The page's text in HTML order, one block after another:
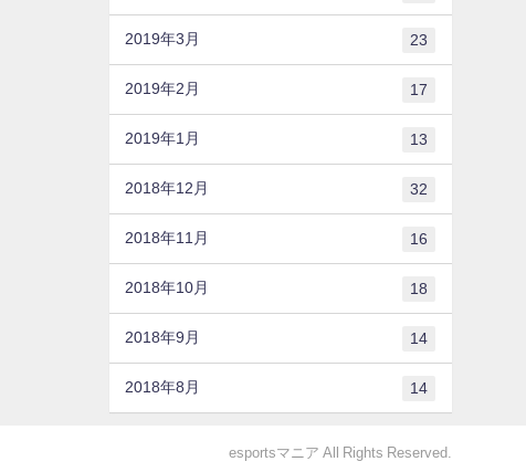
2019年3月 23
2019年2月 17
2019年1月 13
2018年12月 32
2018年11月 16
2018年10月 18
2018年9月 14
2018年8月 14
esportsマニア All Rights Reserved.